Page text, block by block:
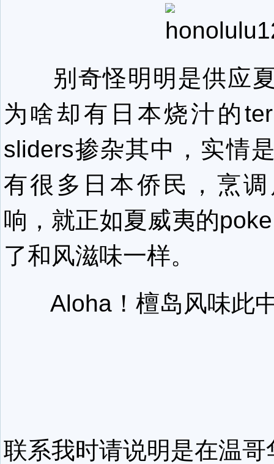
别奇怪明明是供应夏
为啥却有日本烧汁的
sliders掺杂其中，实情
有很多日本侨民，烹
响，就正如夏威夷的
了和风滋味一样。
Aloha！檀岛风味此
联系我时请说明是在温哥